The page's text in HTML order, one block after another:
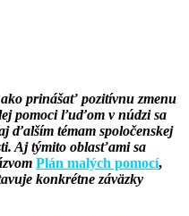
prinášať pozitívnu zmenu
pomoci ľuďom v núdzi sa
ďalším témam spoločenskej
Aj týmito oblasťami sa
Plán malých pomocí,
konkrétne záväzky